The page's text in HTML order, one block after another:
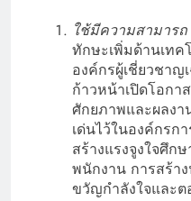
ใช้มีความสามารถ
ทักษะเพิ่มด้านเท
องค์กรผู้เชี่ยวชา
ก้าวหน้าเปิดโอกา
ศักยภาพและผลงา
เด่นไว้ในองค์กรก
สร้างแรงจูงใจศึก
พนักงาน การสร้า
ขวัญกำลังใจและ